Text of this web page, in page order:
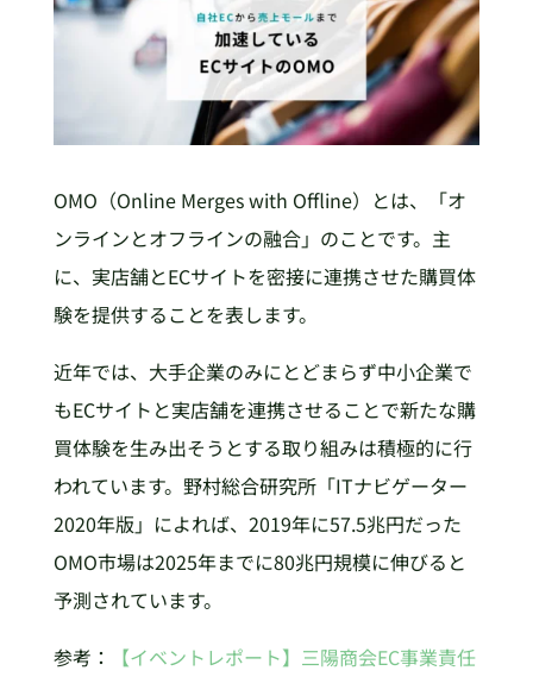
OMO（Online Merges with Offline）とは、「オ
ンラインとオフラインの融合」のことです。主
に、実店舗とECサイトを密接に連携させた購買体
験を提供することを表します。
近年では、大手企業のみにとどまらず中小企業で
もECサイトと実店舗を連携させることで新たな購
買体験を生み出そうとする取り組みは積極的に行
われています。野村総合研究所「ITナビゲーター
2020年版」によれば、2019年に57.5兆円だった
OMO市場は2025年までに80兆円規模に伸びると
予測されています。
参考：
【イベントレポート】三陽商会EC事業責任